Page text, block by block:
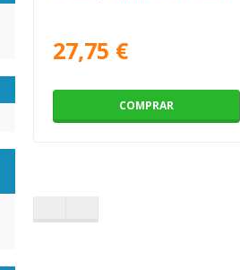
27,75 €
COMPRAR